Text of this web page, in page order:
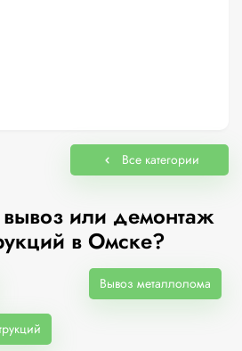
Все категории
или демонтаж
в Омске?
Вывоз металлолома